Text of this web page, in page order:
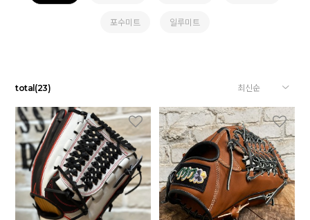
포수미트 일루미트
total (23)